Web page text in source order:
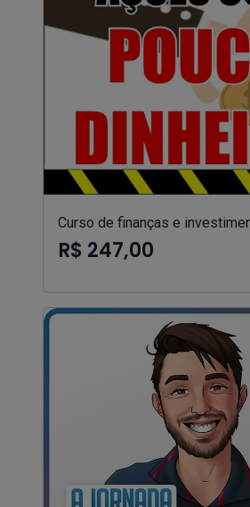
Curso de finanças e
R$ 247,00